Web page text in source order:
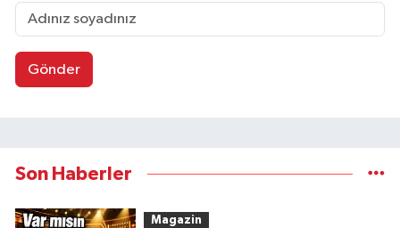
Gönder
Son Haberler
Magazin